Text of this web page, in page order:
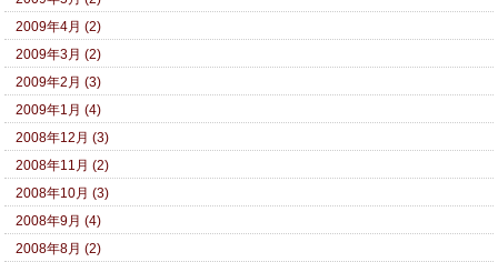
2009年4月 (2)
2009年3月 (2)
2009年2月 (3)
2009年1月 (4)
2008年12月 (3)
2008年11月 (2)
2008年10月 (3)
2008年9月 (4)
2008年8月 (2)